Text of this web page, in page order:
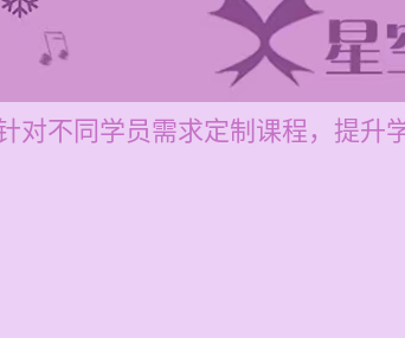
不同学员需求定制课程，提升